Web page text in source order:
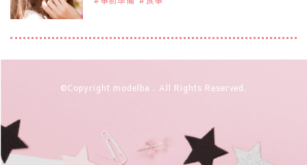
2019年9月29日
注目モデルを1名追加いたしました。
2019年9月29日
注目モデル イーランさん
©Copyright modelba . All Rights Reserved.